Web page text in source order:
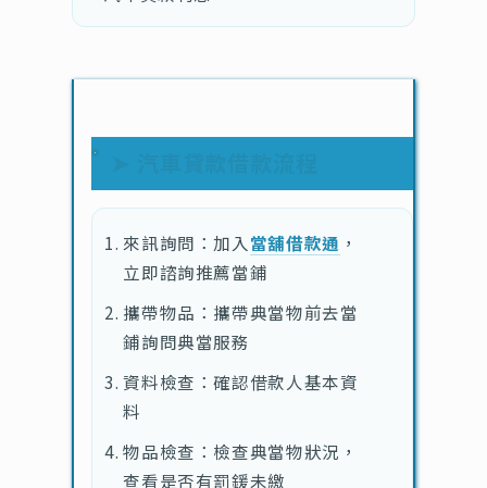
來訊詢問：加入 當舖借款通 ，
立即諮詢推薦當鋪
攜帶物品：攜帶典當物前去當
鋪詢問典當服務
資料檢查：確認借款人基本資
料
物品檢查：檢查典當物狀況，
查看是否有罰鍰未繳